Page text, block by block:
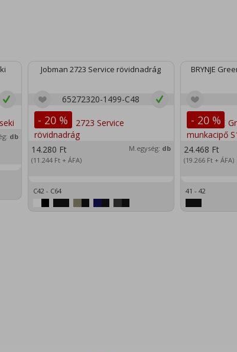
db
Jobman 2723 Service rövidnadrág
65272320-1499-C48
- 20 %
14.280 Ft
(11.244 Ft+ ÁFA)
M.egység: db
C42 - C64
BRYNJE
- 20 %
24.468 Ft
(19.266 Ft + ÁFA)
41 - 42